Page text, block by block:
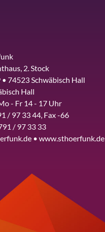
2. Stock
74523 Schwäbisch Hall
Hall
- Fr 14 - 17 Uhr
/ 97 33 44, Fax -66
/ 97 33 33
• www.sthoerfunk.de